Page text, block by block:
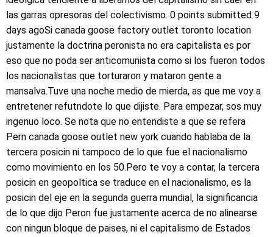
las garras opresoras del colectivismo. 0 points submitted 9
days agoSi canada goose factory outlet toronto location
justamente la doctrina peronista no era capitalista es por
eso que no poda ser anticomunista como si los fueron todos
los nacionalistas que torturaron y mataron gente a
mansalva.Tuve una noche medio de mierda, as que me voy a
entretener refutndote lo que dijiste. Para empezar, sos muy
ingenuo loco. Se nota que no entendiste a que se refera
Pern canada goose outlet new york cuando hablaba de la
tercera posicin ni tampoco de lo que fue el nacionalismo
como movimiento en los 50.Pero te voy a contar, la tercera
posicin en geopoltica se traduce en el nacionalismo, es la
posicin del eje en la segunda guerra mundial, la significancia
de lo que dijo Peron fue justamente acerca de no alinearse
con ningun bloque de paises, ni el capitalismo de Estados